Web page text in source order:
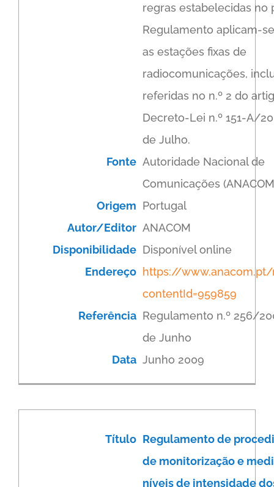
regras estabelecidas no
Regulamento aplicam-
as estações fixas de
radiocomunicações,
referidas no n.º 2 do
Decreto-Lei n.º 151-A/
de Julho.
Fonte Autoridade Nacional de
Comunicações
Origem Portugal
Autor/Editor ANACOM
Disponibilidade Disponível online
Endereço https://www.anacom.pt/
contentId=959859
Referência Regulamento n.º 256/
de Junho
Data Junho 2009
Título Regulamento de
de monitorização e
níveis de intensidade